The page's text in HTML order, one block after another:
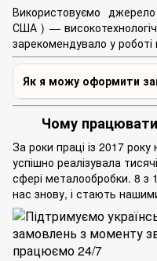
Використовуємо
США ) —
зарекомендувало у
Як я можу оформити
Чому працювати
За роки праці із 2017
успішно реалізувала
сфері металообробки. 8 з
нас знову, і стають
замовлень з моменту
працюємо 24/7